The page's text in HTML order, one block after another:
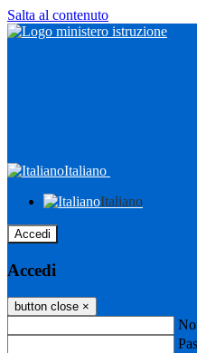
Salta al contenuto
Italiano
Italiano
Accedi
Accedi
button close ×